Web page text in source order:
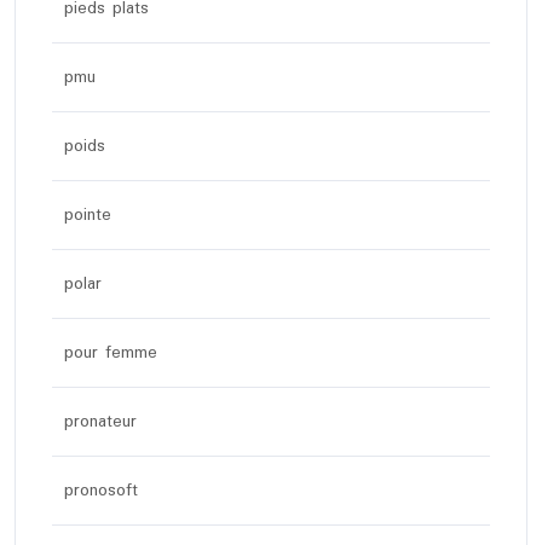
pieds plats
pmu
poids
pointe
polar
pour femme
pronateur
pronosoft